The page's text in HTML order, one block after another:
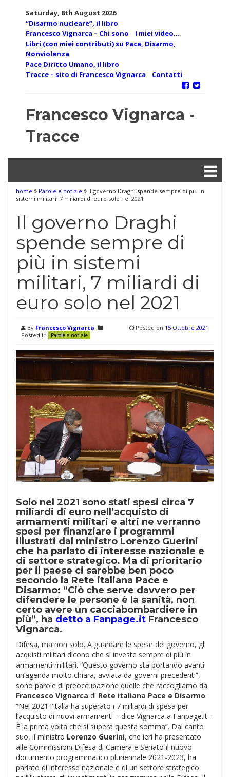
Saturday, 8th August 2026
“Disarmo nucleare”, il libro
Francesco Vignarca – Chi sono
I miei video…
Libri (con miei contributi) su Pace, Disarmo,
Nonviolenza
Pace Diritto Umano, il libro
Tracce – sito di Francesco Vignarca
Contatti
Francesco Vignarca -
Tracce
home Parole e notizie
Il governo Draghi spende sempre di più in
sistemi militari, 7 miliardi di euro solo nel 2021
Il governo Draghi
spende sempre di
più in sistemi
militari, 7 miliardi di
euro solo nel 2021
By Francesco Vignarca
Posted in
Parole e notizie
Posted on 15 Ottobre 2021
Solo nel 2021 sono stati spesi circa 7
miliardi di euro nell’acquisto di
armamenti militari e altri ne verranno
spesi per finanziare i programmi
illustrati dal ministro Lorenzo Guerini
che ha parlato di interesse nazionale e
di settore strategico. Ma di prioritario
per il paese ci sarebbe ben poco
secondo la Rete italiana Pace e
Disarmo: “Ciò che serve davvero per
difendere le persone è la sanità, non
certo avere un cacciabombardiere in
più”, ha detto a Fanpage.it Francesco
Vignarca.
Difesa, ma non solo. A guardare le spese del governo, gli
acquisti militari dicono che si investe sempre di più in
armamenti militari. “Questo governo sta portando avanti
un’agenda molto chiara, avviata da governi precedenti”,
sono parole di preoccupazione quelle che raccogliamo da
Francesco Vignarca di Rete italiana Pace e Disarmo.
“Nel 2021 l’Italia ha superato i 7 miliardi di spesa per
l’acquisto di nuovi armamenti – dice Vignarca a Fanpage.it –
È la prima volta che si supera questa somma”. Dal canto
suo, il ministro Lorenzo Guerini, che ieri ha presentato
alle Commissioni Difesa di Camera e Senato il nuovo
documento programmatico pluriennale 2021-2023, ha
parlato di interesse nazionale e di un settore strategico